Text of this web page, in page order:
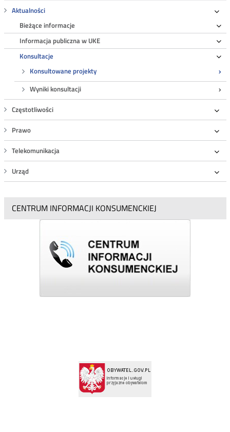
Aktualności
Bieżące informacje
Informacja publiczna w UKE
Konsultacje
Konsultowane projekty
Wyniki konsultacji
Częstotliwości
Prawo
Telekomunikacja
Urząd
CENTRUM INFORMACJI KONSUMENCKIEJ